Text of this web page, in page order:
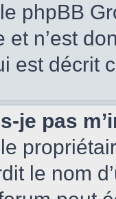
phpBB
et n’est
est décrit
je pas
le nom